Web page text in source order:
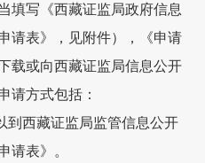
填写《西藏证监局政府信息
请表》
，见附件），《申请
载或向西藏证监局信息公开
请方式包括：
到西藏证监局监管信息公开
请表》。